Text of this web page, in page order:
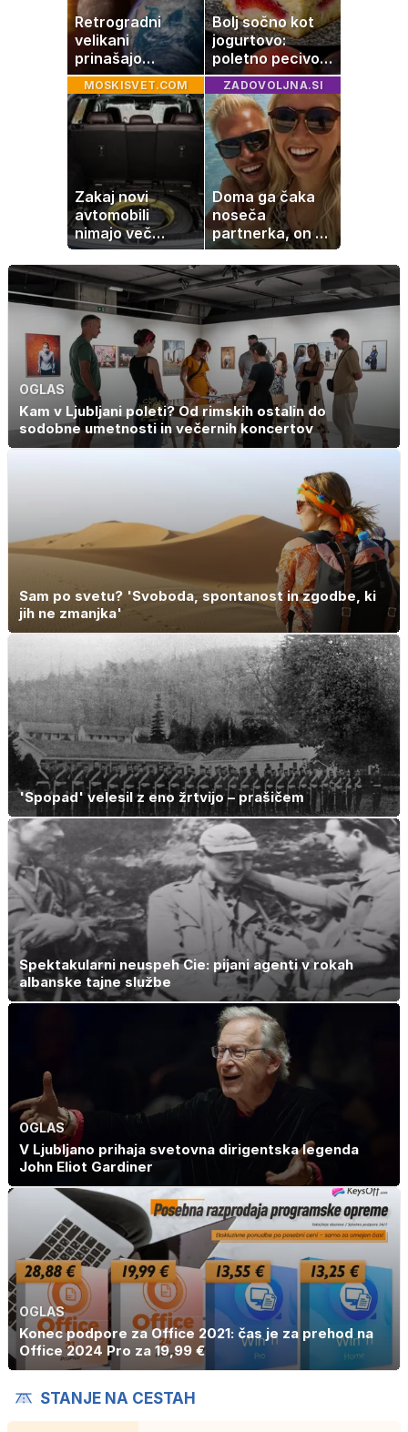
Retrogradni
velikani
prinašajo
pomembne
premike – kaj
pomeni, da so
Saturn, Neptun
in Pluton hkrati
Bolj sočno kot
jogurtovo:
poletno pecivo,
ki vedno uspe
MOSKISVET.COM
Zakaj novi
avtomobili
nimajo več
rezervne gume?
ZADOVOLJNA.SI
Doma ga čaka
noseča
partnerka, on pa
dopustuje z
drugo
OGLAS
Kam v Ljubljani poleti? Od rimskih ostalin do
sodobne umetnosti in večernih koncertov
Sam po svetu? 'Svoboda, spontanost in zgodbe, ki
jih ne zmanjka'
'Spopad' velesil z eno žrtvijo – prašičem
Spektakularni neuspeh Cie: pijani agenti v rokah
albanske tajne službe
OGLAS
V Ljubljano prihaja svetovna dirigentska legenda
John Eliot Gardiner
OGLAS
Konec podpore za Office 2021: čas je za prehod na
Office 2024 Pro za 19,99 €
STANJE NA CESTAH